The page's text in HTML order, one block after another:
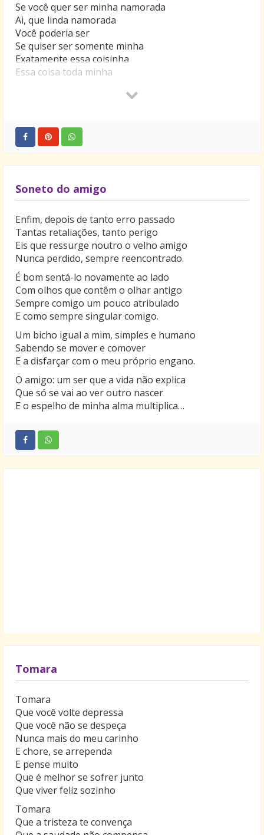
Se você quer ser minha namorada
Ai, que linda namorada
Você poderia ser
Se quiser ser somente minha
Exatamente essa coisinha
Essa coisa toda minha
Você tem que me fazer um juramento
Ser só minha até morrer
E também de não perder esse jeitinho
De falar devagarzinho
Essas histórias de você
E chorar bem de mansinho
Sem ninguém saber porquê
E se mais do que minha namorada
Você quer ser minha amada
Minha amada, mas amada pra valer
Aquela amada pelo amor predestinada
Sem a qual a vida é nada
Sem a qual se quer morrer
Você tem que vir comigo
Em meu caminho
E talvez o meu caminho
Seja triste pra você
Os seus olhos têm que ser só dos meus olhos
E os seus braços o meu ninho
No silêncio de depois
E você tem que ser a estrela derradeira
Minha amiga e companheira
No infinito de nós dois.
Soneto do amigo
Enfim, depois de tanto erro passado
Tantas retaliações, tanto perigo
Eis que ressurge noutro o velho amigo
Nunca perdido, sempre reencontrado.
É bom sentá-lo novamente ao lado
Com olhos que contêm o olhar antigo
Sempre comigo um pouco atribulado
E como sempre singular comigo.
Um bicho igual a mim, simples e humano
Sabendo se mover e comover
E a disfarçar com o meu próprio engano.
O amigo: um ser que a vida não explica
Que só se vai ao ver outro nascer
E o espelho de minha alma multiplica…
Tomara
Tomara
Que você volte depressa
Que você não se despeça
Nunca mais do meu carinho
E chore, se arrependa
E pense muito
Que é melhor se sofrer junto
Que viver feliz sozinho
Tomara
Que a tristeza te convença